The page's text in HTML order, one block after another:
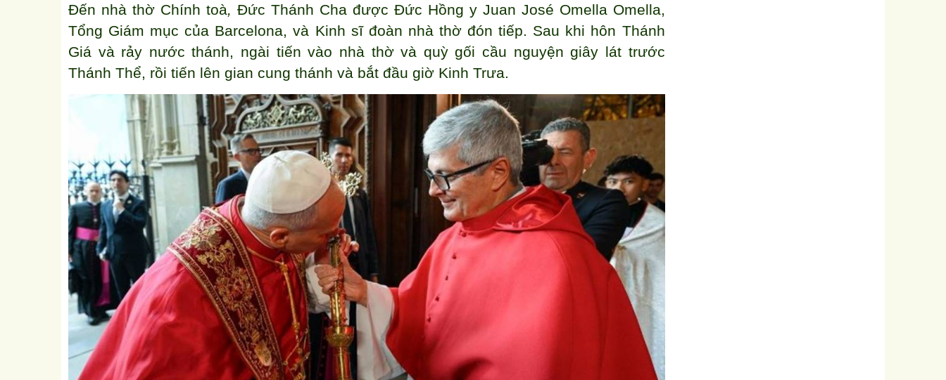
Đến nhà thờ Chính toà, Đức Thánh Cha được Đức Hồng y Juan José Omella Omella,
Tổng Giám mục của Barcelona, và Kinh sĩ đoàn nhà thờ đón tiếp. Sau khi hôn Thánh
Giá và rảy nước thánh, ngài tiến vào nhà thờ và quỳ gối cầu nguyện giây lát trước
Thánh Thể, rồi tiến lên gian cung thánh và bắt đầu giờ Kinh Trưa.